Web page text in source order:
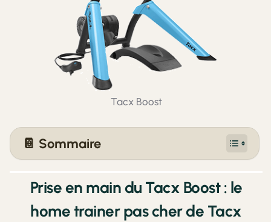
Tacx Boost
📔 Sommaire
Prise en main du Tacx Boost : le
home trainer pas cher de Tacx